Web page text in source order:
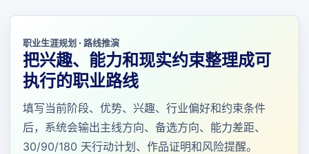
职业生涯规划 · 路线推演
把兴趣、能力和现实约束整理成可
执行的职业路线
填写当前阶段、优势、兴趣、行业偏好和约束条件
后，系统会输出主线方向、备选方向、能力差距、
30/90/180 天行动计划、作品证明和风险提醒。